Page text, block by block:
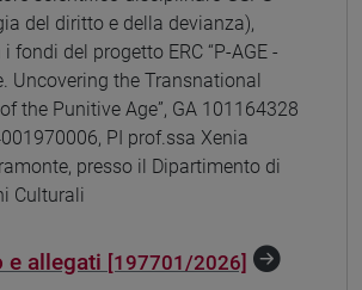
del diritto e della devianza),
fondi del progetto ERC “P-AGE -
Uncovering the Transnational
the Punitive Age”, GA 101164328
PI prof.ssa Xenia
presso il Dipartimento di
Culturali
e allegati [197701/2026]